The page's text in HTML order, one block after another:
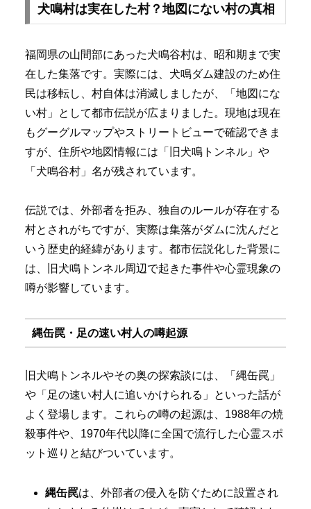
犬鳴村は実在した村？地図にない村の真相
福岡県の山間部にあった犬鳴谷村は、昭和期まで実
在した集落です。実際には、犬鳴ダム建設のため住
民は移転し、村自体は消滅しましたが、「地図にな
い村」として都市伝説が広まりました。現地は現在
もグーグルマップやストリートビューで確認できま
すが、住所や地図情報には「旧犬鳴トンネル」や
「犬鳴谷村」名が残されています。
伝説では、外部者を拒み、独自のルールが存在する
村とされがちですが、実際は集落がダムに沈んだと
いう歴史的経緯があります。都市伝説化した背景に
は、旧犬鳴トンネル周辺で起きた事件や心霊現象の
噂が影響しています。
縄缶罠・足の速い村人の噂起源
旧犬鳴トンネルやその奥の探索談には、「縄缶罠」
や「足の速い村人に追いかけられる」といった話が
よく登場します。これらの噂の起源は、1988年の焼
殺事件や、1970年代以降に全国で流行した心霊スポ
ット巡りと結びついています。
縄缶罠は、外部者の侵入を防ぐために設置され